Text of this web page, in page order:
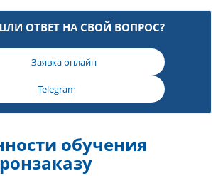
ОТВЕТ НА СВОЙ ВОПРОС?
Заявка онлайн
Telegram
обучения